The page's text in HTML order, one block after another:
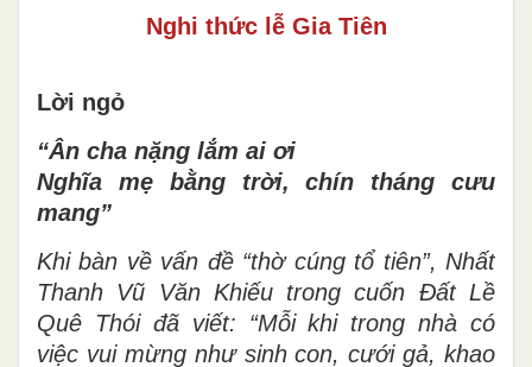
Nghi thức lễ Gia Tiên
Lời ngỏ
“Ân cha nặng lắm ai ơi
Nghĩa mẹ bằng trời, chín tháng cưu
mang”
Khi bàn về vấn đề “thờ cúng tổ tiên”, Nhất
Thanh Vũ Văn Khiếu trong cuốn Đất Lề
Quê Thói đã viết: “Mỗi khi trong nhà có
việc vui mừng như sinh con, cưới gả, khao